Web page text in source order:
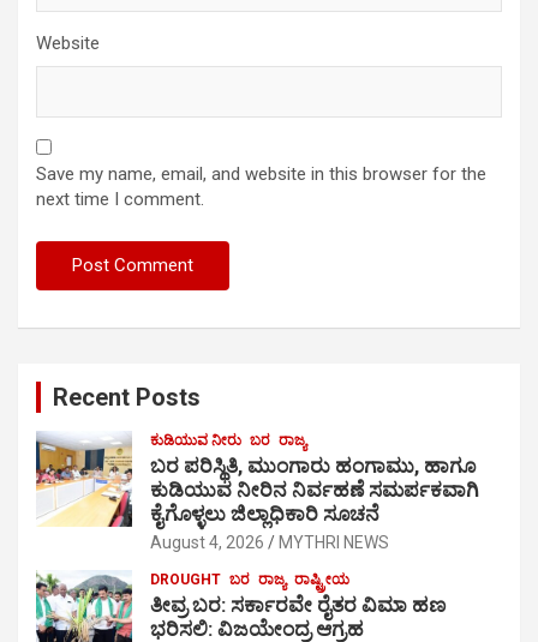
Website
Save my name, email, and website in this browser for the
next time I comment.
Recent Posts
ಕುಡಿಯುವ ನೀರು ಬರ ರಾಜ್ಯ
ಬರ ಪರಿಸ್ಥಿತಿ, ಮುಂಗಾರು ಹಂಗಾಮು, ಹಾಗೂ
ಕುಡಿಯುವ ನೀರಿನ ನಿರ್ವಹಣೆ ಸಮರ್ಪಕವಾಗಿ
ಕೈಗೊಳ್ಳಲು ಜಿಲ್ಲಾಧಿಕಾರಿ ಸೂಚನೆ
August 4, 2026 MYTHRI NEWS
DROUGHT ಬರ ರಾಜ್ಯ ರಾಷ್ಟ್ರೀಯ
ತೀವ್ರ ಬರ: ಸರ್ಕಾರವೇ ರೈತರ ವಿಮಾ ಹಣ
ಭರಿಸಲಿ: ವಿಜಯೇಂದ್ರ ಆಗ್ರಹ